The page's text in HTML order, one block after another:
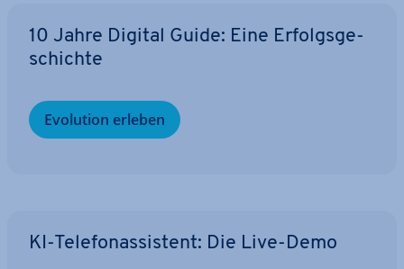
10 Jahre Digital Guide: Eine Er­folgs­ge­
schich­te
Evolution erleben
KI-Te­le­fon­as­sis­tent: Die Live-Demo